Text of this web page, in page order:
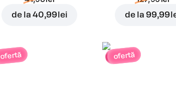
de la40,99 lei de la 99,99
ofertă ofertă